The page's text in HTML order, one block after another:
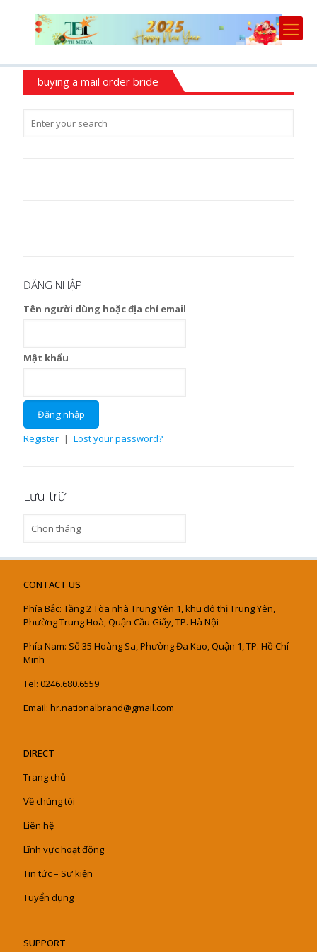
buying a mail order bride
ĐĂNG NHẬP
Tên người dùng hoặc địa chỉ email
Mật khẩu
Register | Lost your password?
Lưu trữ
trữ
CONTACT US
Phía Bắc: Tầng 2 Tòa nhà Trung Yên 1, khu đô thị Trung Yên,
Phường Trung Hoà, Quận Cầu Giấy, TP. Hà Nội
Phía Nam: Số 35 Hoàng Sa, Phường Đa Kao, Quận 1, TP. Hồ Chí
Minh
Tel: 0246.680.6559
Email: hr.nationalbrand@gmail.com
DIRECT
Trang chủ
Về chúng tôi
Liên hệ
Lĩnh vực hoạt động
Tin tức – Sự kiện
Tuyển dụng
SUPPORT